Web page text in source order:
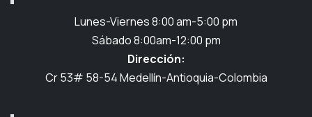
Lunes-Viernes 8:00 am-5:00 pm
Sábado 8:00am-12:00 pm
Dirección:
Cr 53# 58-54 Medellín-Antioquia-Colombia